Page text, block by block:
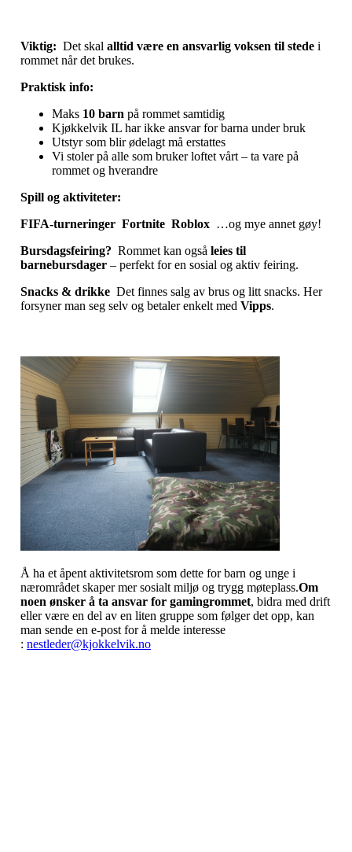
Viktig: Det skal alltid være en ansvarlig voksen til stede i
rommet når det brukes.
Praktisk info:
Maks 10 barn på rommet samtidig
Kjøkkelvik IL har ikke ansvar for barna under bruk
Utstyr som blir ødelagt må erstattes
Vi stoler på alle som bruker loftet vårt – ta vare på
rommet og hverandre
Spill og aktiviteter:
FIFA‑turneringer Fortnite Roblox …og mye annet gøy!
Bursdagsfeiring? Rommet kan også leies til
barnebursdager – perfekt for en sosial og aktiv feiring.
Snacks & drikke Det finnes salg av brus og litt snacks. Her
forsyner man seg selv og betaler enkelt med Vipps.
Å ha et åpent aktivitetsrom som dette for barn og unge i
nærområdet skaper mer sosialt miljø og trygg møteplass.Om
noen ønsker å ta ansvar for gamingrommet, bidra med drift
eller være en del av en liten gruppe som følger det opp, kan
man sende en e‑post for å melde interesse
: nestleder@kjokkelvik.no